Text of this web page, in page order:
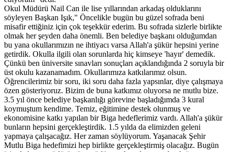
Okul Müdürü Nail Can ile lise yıllarından arkadaş olduklarını
söyleyen Başkan Işık," Öncelikle bugün bu güzel sofrada beni
misafir ettiğiniz için çok teşekkür ederim. Bu sofrada sizlerle birlikte
olmak her şeyden daha önemli. Ben belediye başkanı olduğumdan
bu yana okullarımızın ne ihtiyacı varsa Allah'a şükür hepsini yerine
getirdik. Okulla ilgili olan sorunlarda hiç kimseye 'hayır' demedik.
Çünkü ben üniversite sınavları sonuçları açıklandığında 2 soruyla bir
üst okulu kazanamadım. Okullarımıza katkılarımız olsun.
Öğrencilerimiz bir soru, iki soru daha fazla yapsınlar, diye çalışmaya
özen gösteriyoruz. Bizim de buna katkımız oluyorsa ne mutlu bize.
3.5 yıl önce belediye başkanlığı görevine başladığımda 3 kural
koymuştum kendime. Temiz, eğitimine destek olunmuş ve
ekonomisine katkı yapılan bir Biga hedeflerimiz vardı. Allah'a şükür
bunların hepsini gerçekleştirdik. 1.5 yılda da elimizden geleni
yapmaya çalışacağız. Her zaman söylüyorum. Yaşanacak Şehir
Mutlu Biga hedefimizi hep birlikte gerçekleştirmiş olacağız. Bugün